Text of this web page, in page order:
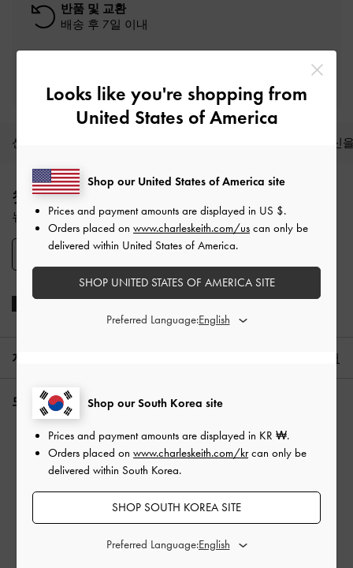
반품 및 교환
배송 후 7일 이내
최소 구매 금액: ₩200,000 이상
신상품 당신
Site footer
첫 구매 10% 할인 혜택
뉴스레터 구독과 계정 생성 시 적용됩니다.
SIGN UP
지역: 한국어
도움이 필요하신가요?
주문 조회
자주 묻는 질문
문의하기
사기 예방
Looks like you're shopping from
United States of America
Shop our South Korea site
Prices and payment amounts are displayed in KR ₩.
Orders placed on www.charleskeith.com/krcan only be
delivered within South Korea.
SHOP SOUTH KOREA SITE
Preferred Language:
Shop our United States of America site
Prices and payment amounts are displayed in US $.
Orders placed on www.charleskeith.com/us can only be
delivered within United States of America.
SHOP UNITED STATES OF AMERICA SITE
Preferred Language: